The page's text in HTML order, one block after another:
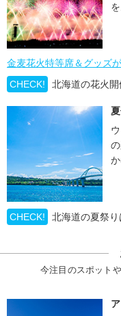
金麦花火特等席＆グッズ
CHECK!
北海道の花火
CHECK! 北海道の夏祭り
今注目のスポット